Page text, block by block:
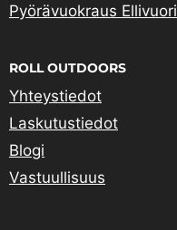
Pyörävuokraus Ellivuori
ROLL OUTDOORS
Yhteystiedot
Laskutustiedot
Blogi
Vastuullisuus